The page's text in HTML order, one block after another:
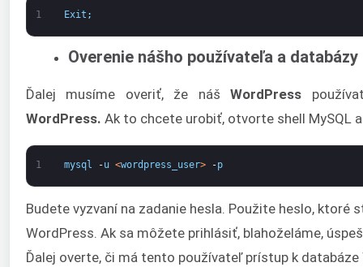
1 Exit ;
Overenie nášho používateľa a databázy
Ďalej musíme overiť, že nášWordPress
WordPress. Ak to chcete urobiť, otvorte shell MySQL
1 mysql -u <wordpress_user> -p
Budete vyzvaní na zadanie hesla. Použite heslo, ktoré
WordPress. Ak sa môžete prihlásiť, blahoželáme,
Ďalej overte, či má tento používateľ prístup k